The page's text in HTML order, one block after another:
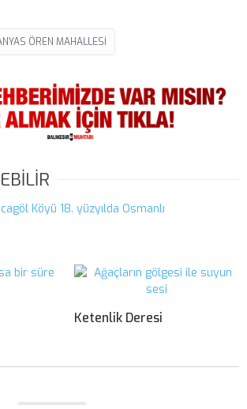
ÖREN MAHALLESI
Ketenlik Deresi